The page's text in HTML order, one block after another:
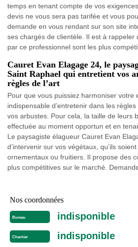
temps en tenant compte de vos
devis ne vous sera pas tarifée et vous
demande en vous rendant sur son site
ses chargés de clientèle. Il est à rappeler
par ce professionnel sont les plus
Cauret Evan Elagage 24, le
Saint Raphael qui entretient vos
règles de l’art
Pour que vous puissiez harmoniser votre
indispensable d’entretenir dans les
vos arbustes. Pour cela, la taille de leurs
effectuée au moment opportun et en
Le paysagiste élagueur Cauret Evan
d’intervenir sur vos végétaux, qu’ils
ornementaux ou fruitiers. Il propose des
plus compétitives sur le marché.
Nos coordonnées
Bureau indisponible
Chantier indisponible